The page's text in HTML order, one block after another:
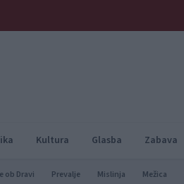
Kultura Glasba Zabava
ob Dravi Prevalje Mislinja Mežica